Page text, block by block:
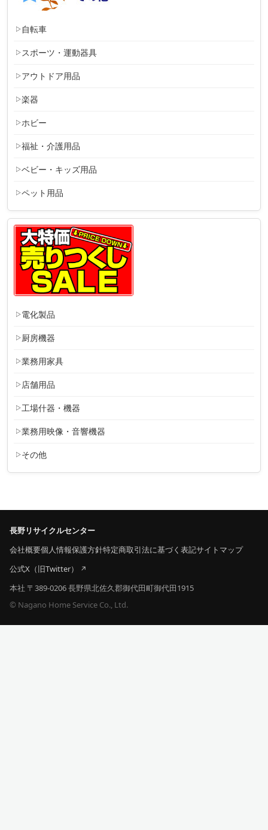
自転車
スポーツ・運動器具
アウトドア用品
楽器
ホビー
福祉・介護用品
ベビー・キッズ用品
ペット用品
電化製品
厨房機器
業務用家具
店舗用品
工場什器・機器
業務用映像・音響機器
その他
長野リサイクルセンター
会社概要個人情報保護方針特定商取引法に基づく表記サイトマップ
公式X（旧Twitter）
本社 〒389-0206 長野県北佐久郡御代田町御代田1915
© Nagano Home Service Co., Ltd.